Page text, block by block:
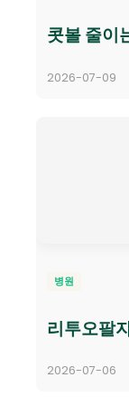
콧볼 줄이
2026-07-09
병원
리투오팔
2026-07-06